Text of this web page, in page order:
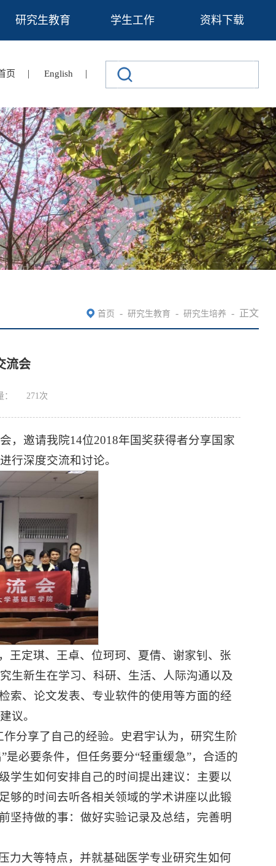
研究生教育 学生工作 资料下载
页 | English |
首页 - 研究生教育 - 研究生培养 - 正文
流会
271 次
，邀请我院14位2018年国奖获得者分享国家
行深度交流和讨论。
王定琪、王卓、位珂珂、夏倩、谢家钊、张
生新生在学习、科研、生活、人际沟通以及
索、论文发表、专业软件的使用等方面的经
议。
分享了自己的经验。史君宇认为，研究生阶
必要条件，但任务要分“轻重缓急”，合适的
学生如何安排自己的时间提出建议：主要以
够的时间去听各相关领域的学术讲座以此锻
坚持做的事：做好实验记录及总结，完善明
力大等特点，并就基础医学专业研究生如何